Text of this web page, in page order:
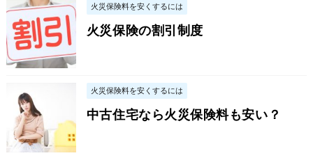
火災保険料を安くするには
火災保険の割引制度
火災保険料を安くするには
中古住宅なら火災保険料も安い？